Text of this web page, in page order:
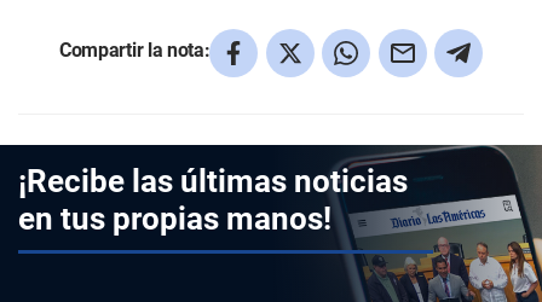
Compartir la nota:
¡Recibe las últimas noticias
en tus propias manos!